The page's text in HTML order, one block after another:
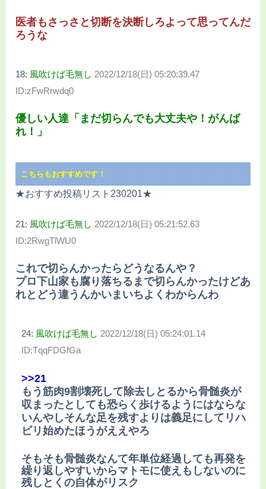
医者もさっさと切断を決断しろよって思ってんだ
ろうな
18: 風吹けば毛無し 2022/12/18(日) 05:20:39.47
ID:zFwRrwdq0
優しい人達「まだ切らんでも大丈夫や！がんば
れ！」
こちらもおすすめです！
★おすすめ投稿リスト230201★
21: 風吹けば毛無し 2022/12/18(日) 05:21:52.63
ID:2RwgTlWU0
これで切らんかったらどうなるんや？
プロ下山家も腐り落ちるまで切らんかったけどあ
れとどう違うんかいまいちよくわからんわ
24: 風吹けば毛無し 2022/12/18(日) 05:24:01.14
ID:TqqFDGfGa
>>21
もう筋肉9割壊死して除去しとるから骨髄炎が
収まったとしても恐らく歩けるようにはならな
いんやしそんな足を残すよりは義足にしてリハ
ビリ始めたほうがええやろ
そもそも骨髄炎なんて年単位経過しても再発を
繰り返しやすいからマトモに使えもしないのに
残しとくの自体がリスク